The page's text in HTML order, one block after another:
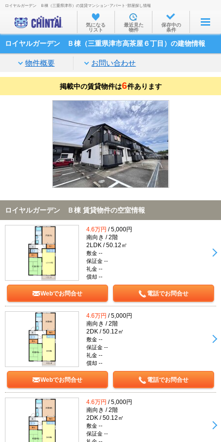
お部屋を探す
沿線・駅から
家賃相場から
通勤通学時間から
物件特集から
不動産会社から
TOP
ロイヤルガーデン Ｂ棟（三重県津市）の賃貸マンション･アパート･部屋探し情報
気になる
リスト
最近見た
物件
保存中の
条件
ロイヤルガーデン Ｂ棟（三重県津市高茶屋６丁目）の建物情報
物件概要 お問い合わせ
掲載中の賃貸物件は6件あります
ロイヤルガーデン Ｂ棟 賃貸物件の空室情報
4.6万円 / 5,000円
南向き / 2階
2LDK / 50.12㎡
敷金 --
保証金 --
礼金 --
償却 --
Webでお問合せ 電話でお問合せ
4.6万円 / 5,000円
南向き / 2階
2DK / 50.12㎡
敷金 --
保証金 --
礼金 --
償却 --
Webでお問合せ 電話でお問合せ
4.6万円 / 5,000円
南向き / 2階
2DK / 50.12㎡
敷金 --
保証金 --